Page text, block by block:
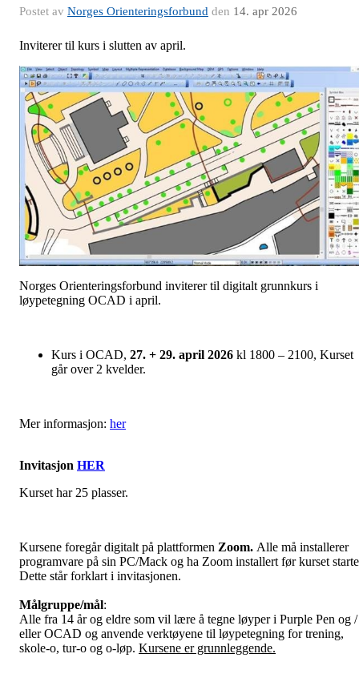
Postet av Norges Orienteringsforbund den 14. apr 2026
Inviterer til kurs i slutten av april.
Norges Orienteringsforbund inviterer til digitalt grunnkurs i
løypetegning OCAD i april.
Kurs i OCAD, 27. + 29. april 2026 kl 1800 – 2100, Kurset
går over 2 kvelder.
Mer informasjon: her
Invitasjon HER
Kurset har 25 plasser.
Kursene foregår digitalt på plattformen Zoom. Alle må installerer
programvare på sin PC/Mack og ha Zoom installert før kurset
Dette står forklart i invitasjonen.
Målgruppe/mål:
Alle fra 14 år og eldre som vil lære å tegne løyper i Purple Pen og /
eller OCAD og anvende verktøyene til løypetegning for trening,
skole-o, tur-o og o-løp. Kursene er grunnleggende.